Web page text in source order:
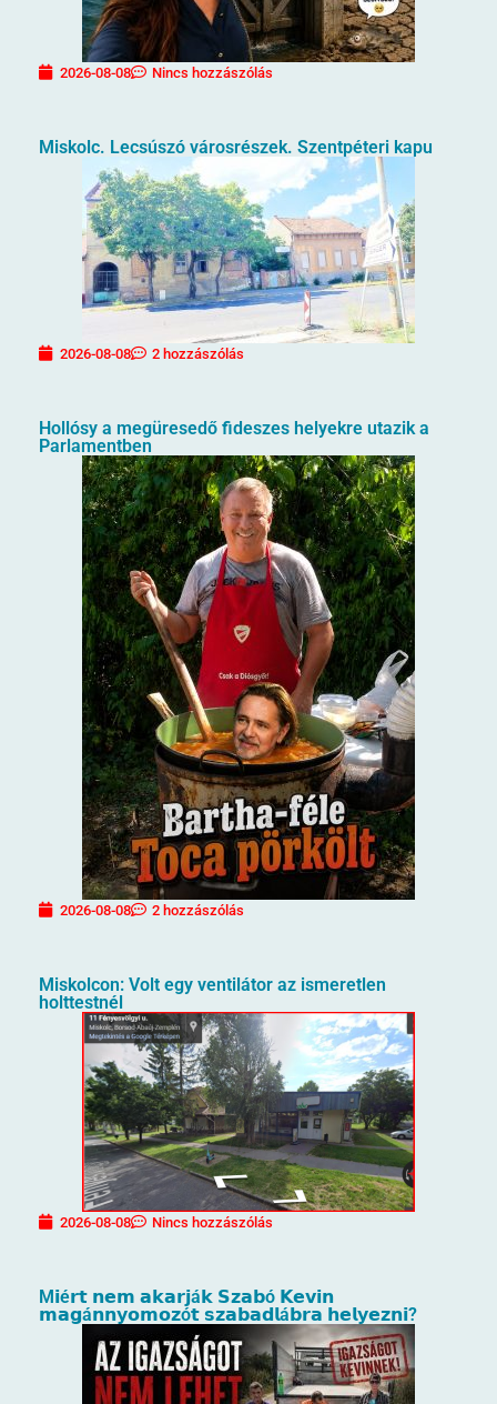
2026-08-08 Nincs hozzászólás
Miskolc. Lecsúszó városrészek. Szentpéteri kapu
2026-08-08 2 hozzászólás
Hollósy a megüresedő fideszes helyekre utazik a
Parlamentben
2026-08-08 2 hozzászólás
Miskolcon: Volt egy ventilátor az ismeretlen
holttestnél
2026-08-08 Nincs hozzászólás
M𝗶é𝗿𝘁 𝗻𝗲𝗺 𝗮𝗸𝗮𝗿𝗷á𝗸 𝗦𝘇𝗮𝗯ó 𝗞𝗲𝘃𝗶𝗻
𝗺𝗮𝗴á𝗻𝗻𝘆𝗼𝗺𝗼𝘇ó𝘁 𝘀𝘇𝗮𝗯𝗮𝗱𝗹á𝗯𝗿𝗮 𝗵𝗲𝗹𝘆𝗲𝘇𝗻𝗶?